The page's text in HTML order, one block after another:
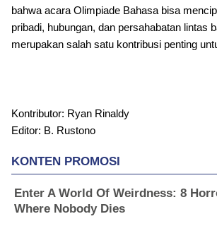
bahwa acara Olimpiade Bahasa bisa
pribadi, hubungan, dan persahabatan lintas
merupakan salah satu kontribusi penting
Kontributor: Ryan Rinaldy
Editor: B. Rustono